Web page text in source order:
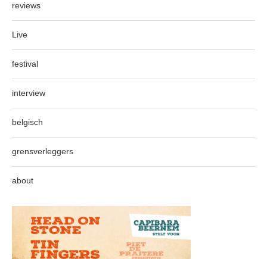
reviews
Live
festival
interview
belgisch
grensverleggers
about